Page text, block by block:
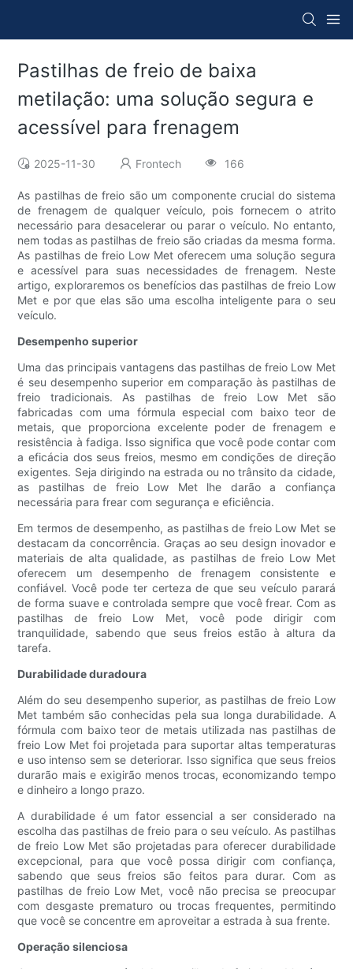
Pastilhas de freio de baixa
metilação: uma solução segura e
acessível para frenagem
2025-11-30 Frontech 166
As pastilhas de freio são um componente crucial do sistema
de frenagem de qualquer veículo, pois fornecem o atrito
necessário para desacelerar ou parar o veículo. No entanto,
nem todas as pastilhas de freio são criadas da mesma forma.
As pastilhas de freio Low Met oferecem uma solução segura
e acessível para suas necessidades de frenagem. Neste
artigo, exploraremos os benefícios das pastilhas de freio Low
Met e por que elas são uma escolha inteligente para o seu
veículo.
Desempenho superior
Uma das principais vantagens das pastilhas de freio Low Met
é seu desempenho superior em comparação às pastilhas de
freio tradicionais. As pastilhas de freio Low Met são
fabricadas com uma fórmula especial com baixo teor de
metais, que proporciona excelente poder de frenagem e
resistência à fadiga. Isso significa que você pode contar com
a eficácia dos seus freios, mesmo em condições de direção
exigentes. Seja dirigindo na estrada ou no trânsito da cidade,
as pastilhas de freio Low Met lhe darão a confiança
necessária para frear com segurança e eficiência.
Em termos de desempenho, as pastilhas de freio Low Met se
destacam da concorrência. Graças ao seu design inovador e
materiais de alta qualidade, as pastilhas de freio Low Met
oferecem um desempenho de frenagem consistente e
confiável. Você pode ter certeza de que seu veículo parará
de forma suave e controlada sempre que você frear. Com as
pastilhas de freio Low Met, você pode dirigir com
tranquilidade, sabendo que seus freios estão à altura da
tarefa.
Durabilidade duradoura
Além do seu desempenho superior, as pastilhas de freio Low
Met também são conhecidas pela sua longa durabilidade. A
fórmula com baixo teor de metais utilizada nas pastilhas de
freio Low Met foi projetada para suportar altas temperaturas
e uso intenso sem se deteriorar. Isso significa que seus freios
durarão mais e exigirão menos trocas, economizando tempo
e dinheiro a longo prazo.
A durabilidade é um fator essencial a ser considerado na
escolha das pastilhas de freio para o seu veículo. As pastilhas
de freio Low Met são projetadas para oferecer durabilidade
excepcional, para que você possa dirigir com confiança,
sabendo que seus freios são feitos para durar. Com as
pastilhas de freio Low Met, você não precisa se preocupar
com desgaste prematuro ou trocas frequentes, permitindo
que você se concentre em aproveitar a estrada à sua frente.
Operação silenciosa